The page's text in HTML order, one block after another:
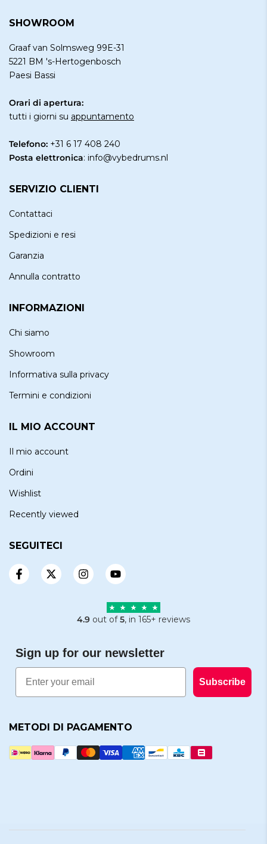
SHOWROOM
Graaf van Solmsweg 99E-31
5221 BM 's-Hertogenbosch
Paesi Bassi
Orari di apertura:
tutti i giorni su appuntamento
Telefono: +31 6 17 408 240
Posta elettronica: info@vybedrums.nl
SERVIZIO CLIENTI
Contattaci
Spedizioni e resi
Garanzia
Annulla contratto
INFORMAZIONI
Chi siamo
Showroom
Informativa sulla privacy
Termini e condizioni
IL MIO ACCOUNT
Il mio account
Ordini
Wishlist
Recently viewed
SEGUITECI
4.9 out of5, in 165+ reviews
Sign up for our newsletter
Email
Subscribe
METODI DI PAGAMENTO